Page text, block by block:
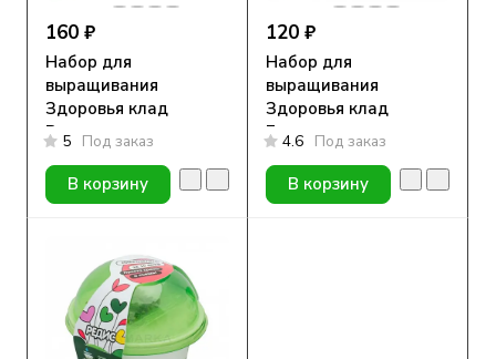
160 ₽
Набор для
выращивания
Здоровья клад
Рукола
5 Под заказ
В корзину
120 ₽
Набор для
выращивания
Здоровья клад
Базилик
4.6 Под заказ
В корзину